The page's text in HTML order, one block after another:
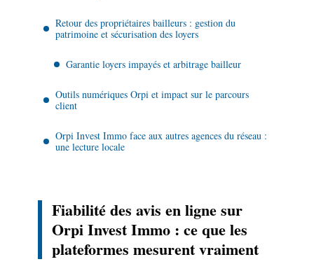
Retour des propriétaires bailleurs : gestion du
patrimoine et sécurisation des loyers
Garantie loyers impayés et arbitrage bailleur
Outils numériques Orpi et impact sur le parcours
client
Orpi Invest Immo face aux autres agences du réseau :
une lecture locale
Fiabilité des avis en ligne sur
Orpi Invest Immo : ce que les
plateformes mesurent vraiment